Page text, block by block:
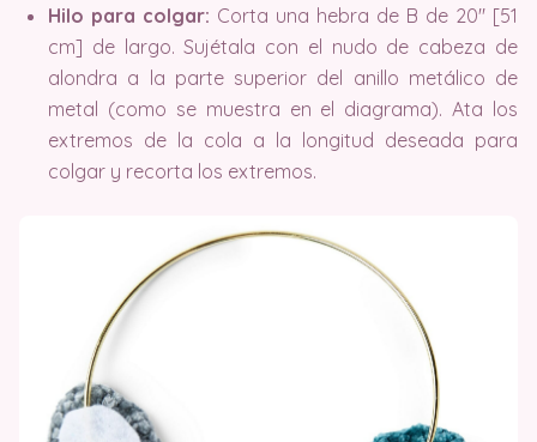
Hilo para colgar: Corta una hebra de B de 20″ [51
cm] de largo. Sujétala con el nudo de cabeza de
alondra a la parte superior del anillo metálico de
metal (como se muestra en el diagrama). Ata los
extremos de la cola a la longitud deseada para
colgar y recorta los extremos.